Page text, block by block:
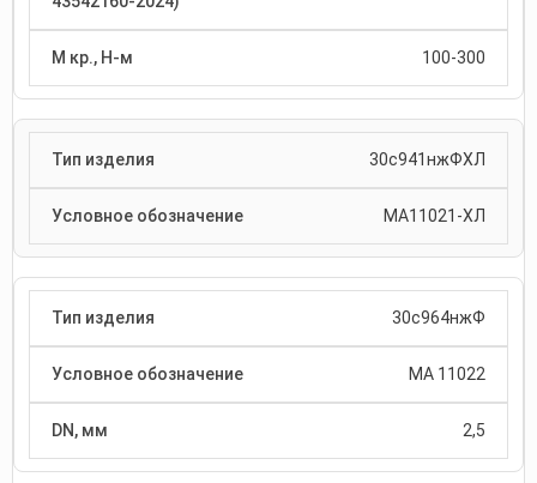
100-300
30с941нжФХЛ
МА11021-ХЛ
30с964нжФ
МА 11022
2,5